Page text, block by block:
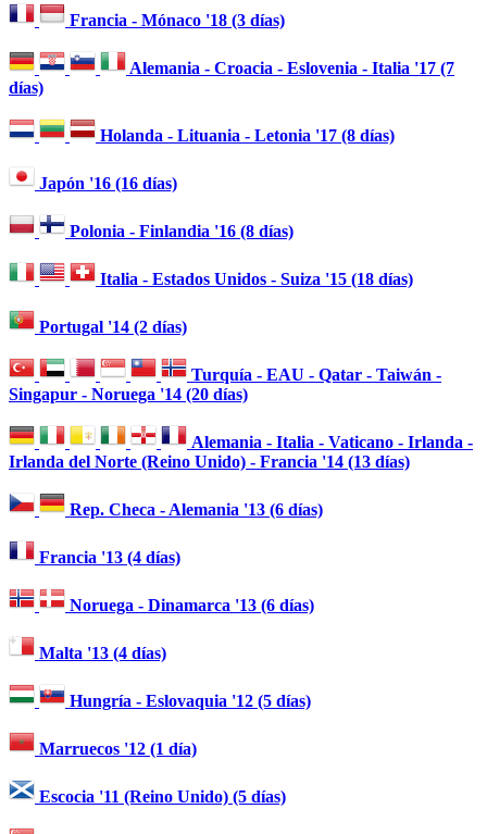
Francia - Mónaco '18 (3 días)
Alemania - Croacia - Eslovenia - Italia '17 (7
días)
Holanda - Lituania - Letonia '17 (8 días)
Japón '16 (16 días)
Polonia - Finlandia '16 (8 días)
Italia - Estados Unidos - Suiza '15 (18 días)
Portugal '14 (2 días)
Turquía - EAU - Qatar - Taiwán -
Singapur - Noruega '14 (20 días)
Alemania - Italia - Vaticano - Irlanda -
Irlanda del Norte (Reino Unido) - Francia '14 (13 días)
Rep. Checa - Alemania '13 (6 días)
Francia '13 (4 días)
Noruega - Dinamarca '13 (6 días)
Malta '13 (4 días)
Hungría - Eslovaquia '12 (5 días)
Marruecos '12 (1 día)
Escocia '11 (Reino Unido) (5 días)